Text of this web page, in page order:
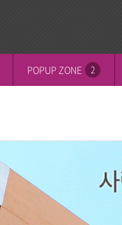
POPUP ZONE 2
육이념과 비전
지사항
반대학원
박사(Ph.D.)
박사(Th.D.)
사일정
및 성적안내
문작성안내
지사항
공지
대학원